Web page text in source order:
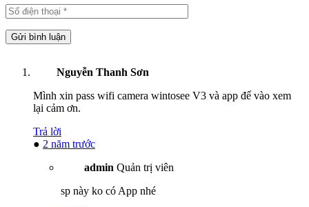
Nguyễn Thanh Sơn
Mình xin pass wifi camera wintosee V3 và app để vào xem
lại cảm ơn.
Trả lời
● 2 năm trước
admin Quản trị viên
sp này ko có App nhé